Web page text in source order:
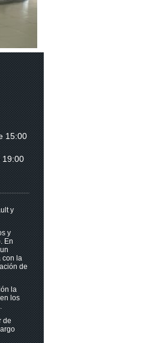
15:00
19:00
y
y
En
con la
de
la
los
de